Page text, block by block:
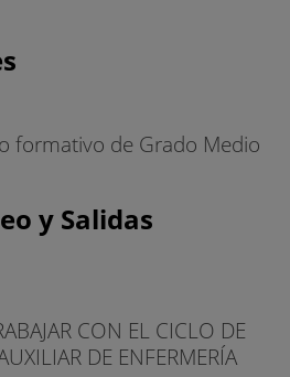
formativo de Grado Medio
y Salidas
CON EL CICLO DE
DE ENFERMERÍA